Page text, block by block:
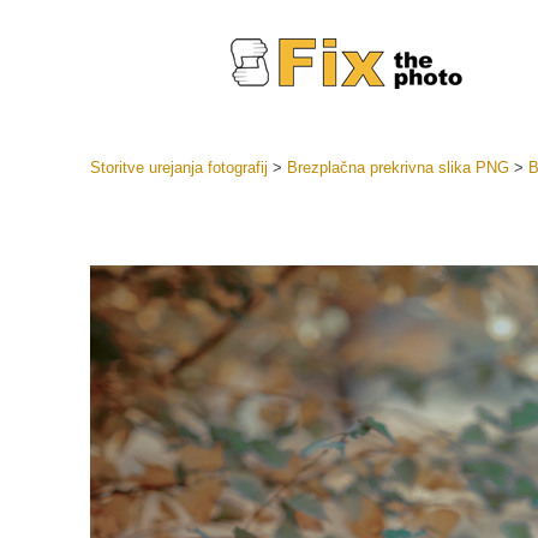
Urejanje
Mobilne
Storitve urejanja fotografij > Brezplačna prekrivna slika PNG>